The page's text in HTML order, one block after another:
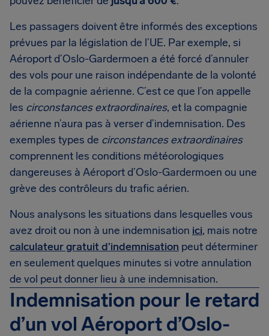
Les passagers doivent être informés des exceptions
prévues par la législation de l’UE. Par exemple, si
Aéroport d’Oslo-Gardermoen a été forcé d’annuler
des vols pour une raison indépendante de la volonté
de la compagnie aérienne. C’est ce que l’on appelle
les circonstances extraordinaires, et la compagnie
aérienne n’aura pas à verser d’indemnisation. Des
exemples types de circonstances extraordinaires
comprennent les conditions météorologiques
dangereuses à Aéroport d’Oslo-Gardermoen ou une
grève des contrôleurs du trafic aérien.
Nous analysons les situations dans lesquelles vous
avez droit ou non à une indemnisation ici, mais notre
calculateur gratuit d’indemnisation peut déterminer
en seulement quelques minutes si votre annulation
de vol peut donner lieu à une indemnisation.
Indemnisation pour le retard
d’un vol Aéroport d’Oslo-